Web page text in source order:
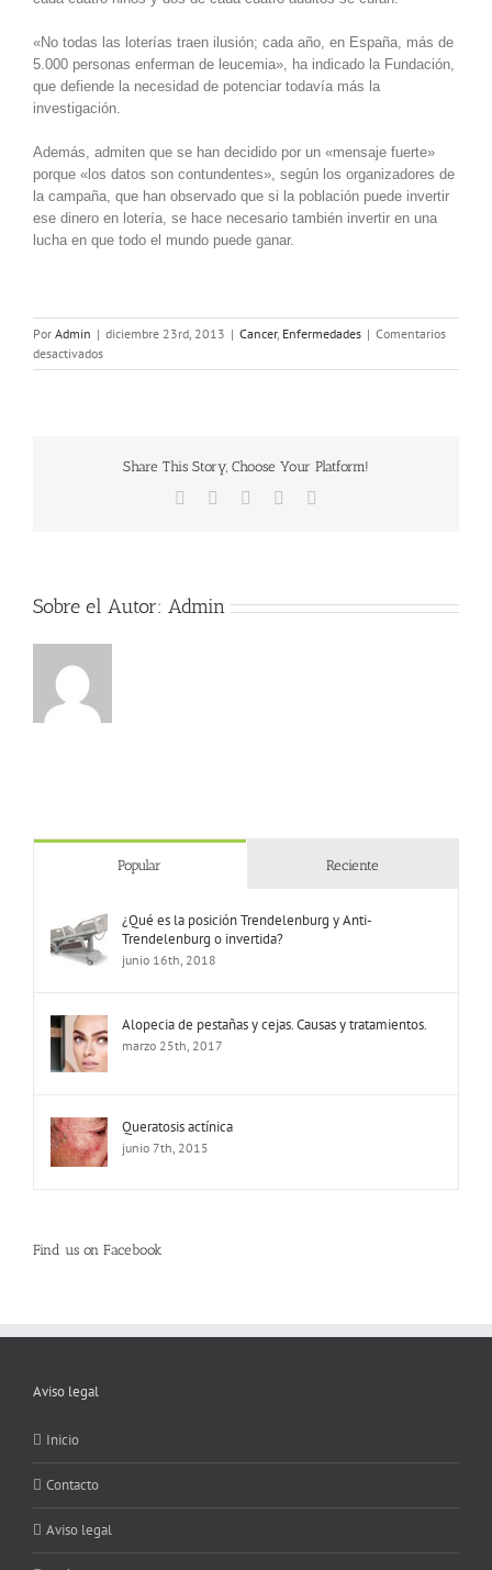
«No todas las loterías traen ilusión; cada año, en España, más de
5.000 personas enferman de leucemia», ha indicado la Fundación,
que defiende la necesidad de potenciar todavía más la
investigación.
Además, admiten que se han decidido por un «mensaje fuerte»
porque «los datos son contundentes», según los organizadores de
la campaña, que han observado que si la población puede invertir
ese dinero en lotería, se hace necesario también invertir en una
lucha en que todo el mundo puede ganar.
Por Admin | diciembre 23rd, 2013 | Cancer, Enfermedades | Comentarios
desactivadosen
La
leucemia
ganar
Share This Story, Choose Your Platform!
Facebook LinkedInPinterest
Sobre el Autor: Admin
Popular Reciente
¿Qué es la posición Trendelenburg y Anti-
Trendelenburg o invertida?
junio 16th, 2018
Alopecia de pestañas y cejas. Causas y tratamientos.
marzo 25th, 2017
Queratosis actínica
junio 7th, 2015
Find us on Facebook
Aviso legal
Inicio
Contacto
Aviso legal